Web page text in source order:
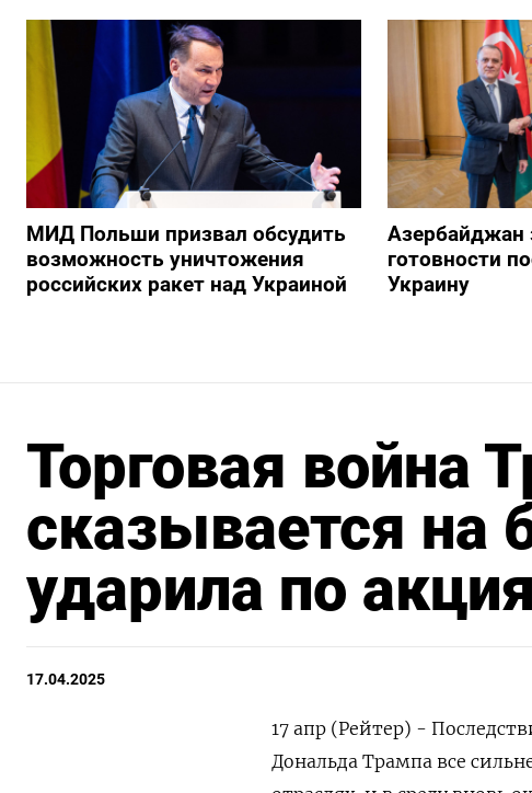
МИД Польши призвал обсудить
возможность уничтожения
российских ракет над Украиной
Азербайджан
готовности
Украину
Торговая война
сказывается на
ударила по
17.04.2025
17 апр (Рейтер) -
Дональда Трампа все